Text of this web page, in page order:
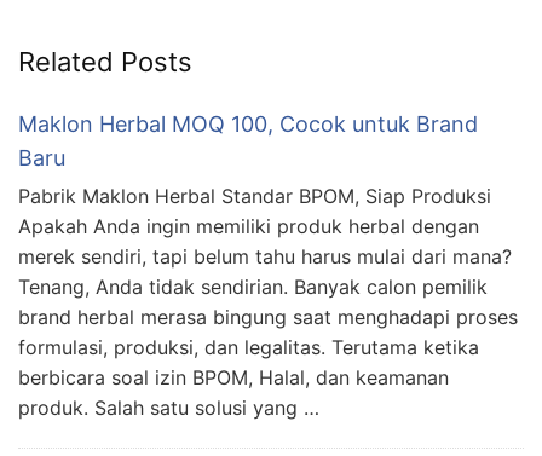
Related Posts
Maklon Herbal MOQ 100, Cocok untuk Brand
Baru
Pabrik Maklon Herbal Standar BPOM, Siap Produksi
Apakah Anda ingin memiliki produk herbal dengan
merek sendiri, tapi belum tahu harus mulai dari mana?
Tenang, Anda tidak sendirian. Banyak calon pemilik
brand herbal merasa bingung saat menghadapi proses
formulasi, produksi, dan legalitas. Terutama ketika
berbicara soal izin BPOM, Halal, dan keamanan
produk. Salah satu solusi yang …